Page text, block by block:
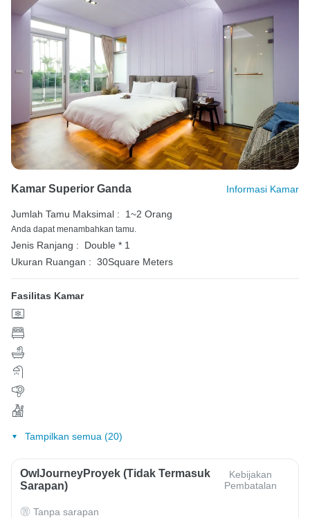
Kamar Superior Ganda Informasi Kamar
Jumlah Tamu Maksimal : 1~2 Orang
Anda dapat menambahkan tamu.
Jenis Ranjang :
Double * 1
Ukuran Ruangan : 30Square Meters
Fasilitas Kamar
Tampilkan semua (20)
OwlJourneyProyek (Tidak Termasuk
Sarapan)
Kebijakan
Pembatalan
Tanpa sarapan